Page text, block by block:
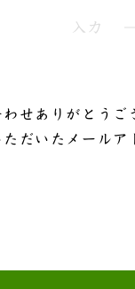
入力
わせありがとうご
ただいたメール